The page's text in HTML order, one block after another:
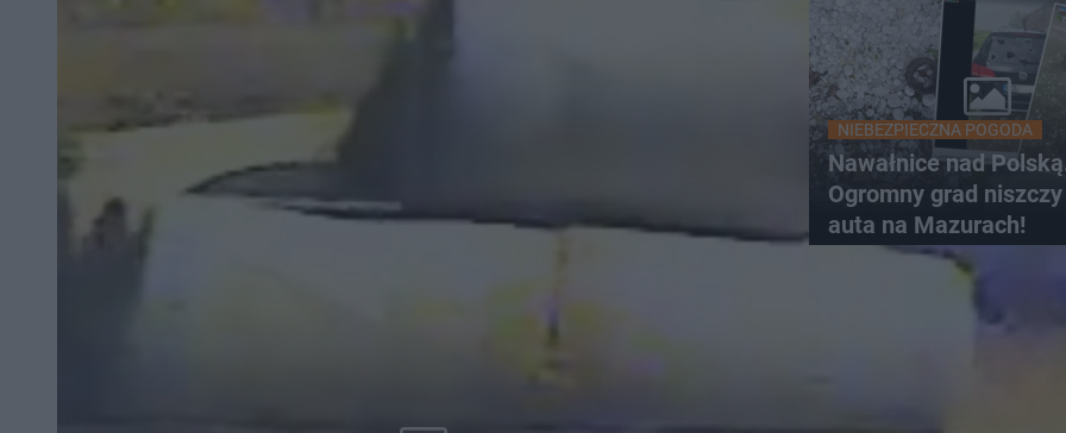
NIEBEZPIECZNA POGODA
Nawałnice nad
Ogromny grad
auta na Mazurach!